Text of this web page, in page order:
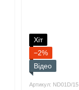
Хіт
−2%
Відео
Артикул: ND01D/15